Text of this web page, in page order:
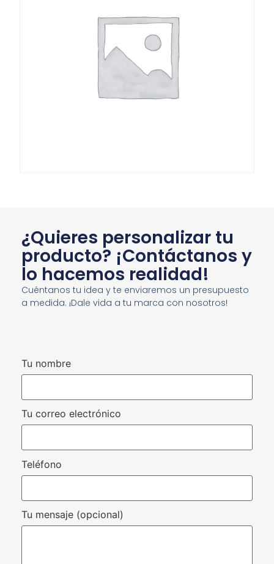
¿Quieres personalizar tu
producto? ¡Contáctanos y
lo hacemos realidad!
Cuéntanos tu idea y te enviaremos un presupuesto
a medida. ¡Dale vida a tu marca con nosotros!
Tu nombre
Tu correo electrónico
Teléfono
Tu mensaje (opcional)